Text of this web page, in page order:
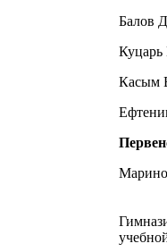
Балов
Куцарь
Касым